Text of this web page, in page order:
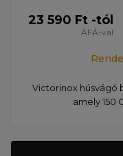
23 590 Ft -tól
ÁFÁ-val
Victorinox húsvágó
amely 150